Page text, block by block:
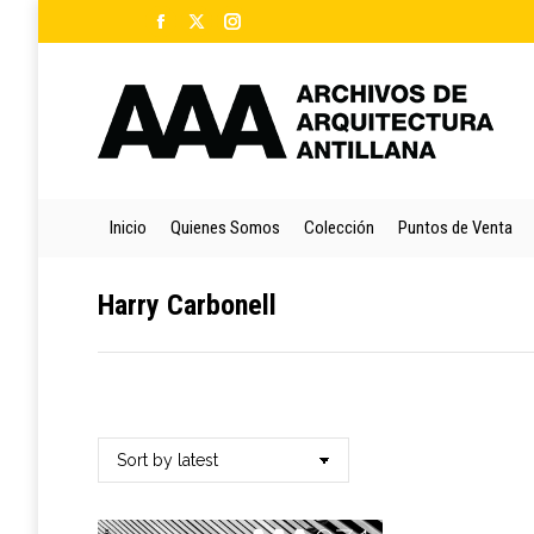
Facebook
opens
in
new
X
opens
in
new
Instagram
opens
in
new
Inicio Quienes Somos Colección Puntos de Venta
Harry Carbonell